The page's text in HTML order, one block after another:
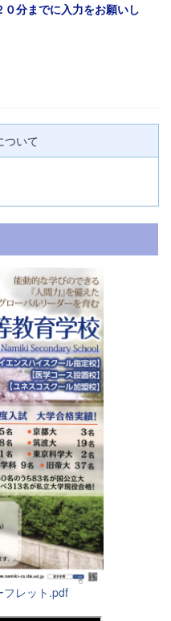
０分までに入力をお願いし
ついて
フレット.pdf